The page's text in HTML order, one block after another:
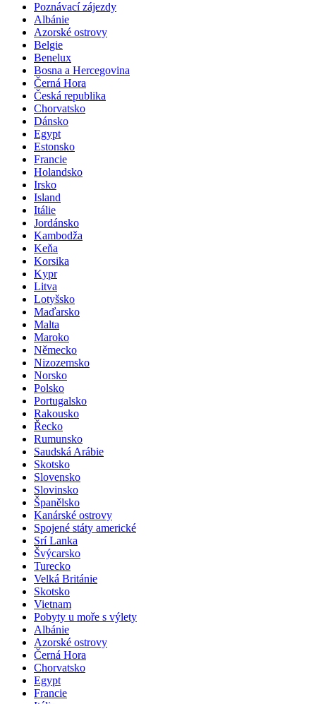
Poznávací zájezdy
Albánie
Azorské ostrovy
Belgie
Benelux
Bosna a Hercegovina
Černá Hora
Česká republika
Chorvatsko
Dánsko
Egypt
Estonsko
Francie
Holandsko
Irsko
Island
Itálie
Jordánsko
Kambodža
Keňa
Korsika
Kypr
Litva
Lotyšsko
Maďarsko
Malta
Maroko
Německo
Nizozemsko
Norsko
Polsko
Portugalsko
Rakousko
Řecko
Rumunsko
Saudská Arábie
Skotsko
Slovensko
Slovinsko
Španělsko
Kanárské ostrovy
Spojené státy americké
Srí Lanka
Švýcarsko
Turecko
Velká Británie
Skotsko
Vietnam
Pobyty u moře s výlety
Albánie
Azorské ostrovy
Černá Hora
Chorvatsko
Egypt
Francie